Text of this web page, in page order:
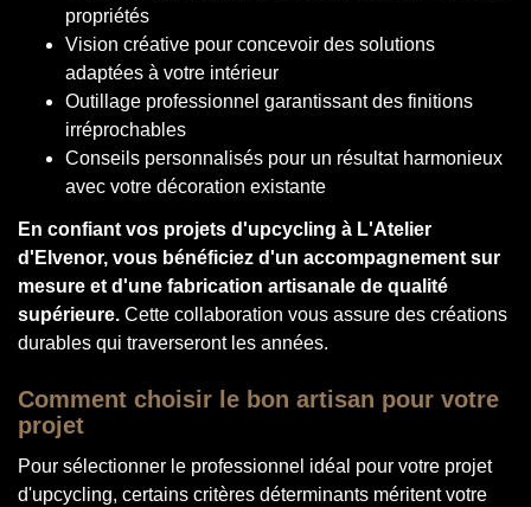
propriétés
Vision créative pour concevoir des solutions
adaptées à votre intérieur
Outillage professionnel garantissant des finitions
irréprochables
Conseils personnalisés pour un résultat harmonieux
avec votre décoration existante
En confiant vos projets d'upcycling à L'Atelier
d'Elvenor, vous bénéficiez d'un accompagnement sur
mesure et d'une fabrication artisanale de qualité
supérieure. Cette collaboration vous assure des créations
durables qui traverseront les années.
Comment choisir le bon artisan pour votre
projet
Pour sélectionner le professionnel idéal pour votre projet
d'upcycling, certains critères déterminants méritent votre